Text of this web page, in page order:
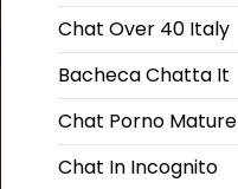
Chat Over 40 Italy
Bacheca Chatta It
Chat Porno Mature
Chat In Incognito